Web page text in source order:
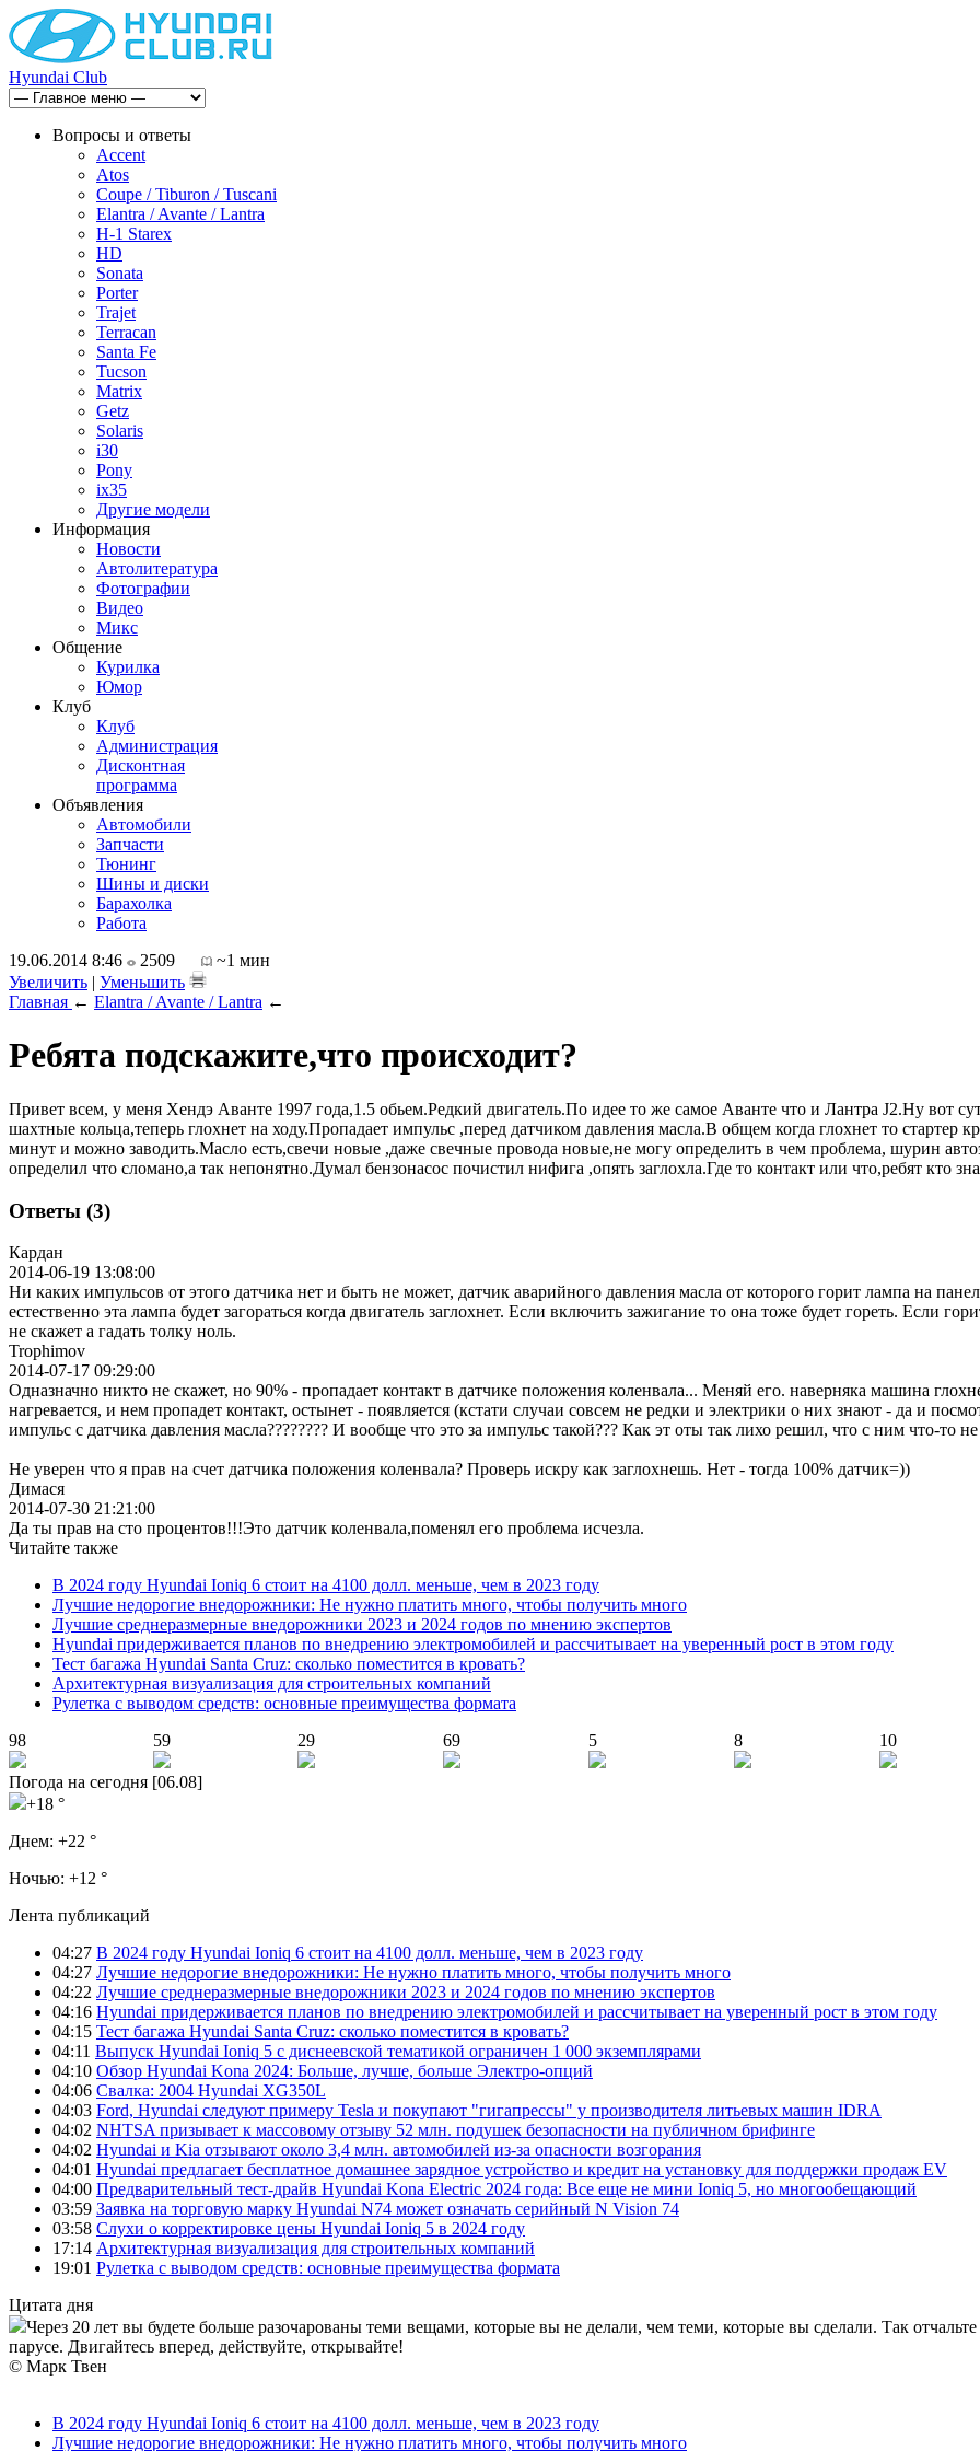
Hyundai Club
Вопросы и ответы
Accent
Atos
Coupe / Tiburon / Tuscani
Elantra / Avante / Lantra
H-1 Starex
HD
Sonata
Porter
Trajet
Terracan
Santa Fe
Tucson
Matrix
Getz
Solaris
i30
Pony
ix35
Другие модели
Информация
Новости
Автолитература
Фотографии
Видео
Микс
Общение
Курилка
Юмор
Клуб
Клуб
Администрация
Дисконтная
программа
Объявления
Автомобили
Запчасти
Тюнинг
Шины и диски
Барахолка
Работа
19.06.2014 8:46
2509
~1 мин
Увеличить | Уменьшить
Главная ← Elantra / Avante / Lantra ←
Ребята подскажите,что происходит?
Привет всем, у меня Хендэ Аванте 1997 года,1.5 обьем.Редкий двигатель.По идее то же самое Аванте что и Лантра J2.Ну вот
шахтные кольца,теперь глохнет на ходу.Пропадает импульс ,перед датчиком давления масла.В общем когда глохнет то стартер
минут и можно заводить.Масло есть,свечи новые ,даже свечные провода новые,не могу определить в чем проблема, шурин
определил что сломано,а так непонятно.Думал бензонасос почистил нифига ,опять заглохла.Где то контакт или что,ребят кто
Ответы (3)
Кардан
2014-06-19 13:08:00
Ни каких импульсов от этого датчика нет и быть не может, датчик аварийного давления масла от которого горит лампа на
естественно эта лампа будет загораться когда двигатель заглохнет. Если включить зажигание то она тоже будет гореть. Если
не скажет а гадать толку ноль.
Trophimov
2014-07-17 09:29:00
Одназначно никто не скажет, но 90% - пропадает контакт в датчике положения коленвала... Меняй его. наверняка машина
нагревается, и нем пропадет контакт, остынет - появляется (кстати случаи совсем не редки и электрики о них знают - да и
импульс с датчика давления масла???????? И вообще что это за импульс такой??? Как эт оты так лихо решил, что с ним что-то не
Не уверен что я прав на счет датчика положения коленвала? Проверь искру как заглохнешь. Нет - тогда 100% датчик=))
Димася
2014-07-30 21:21:00
Да ты прав на сто процентов!!!Это датчик коленвала,поменял его проблема исчезла.
Читайте также
В 2024 году Hyundai Ioniq 6 стоит на 4100 долл. меньше, чем в 2023 году
Лучшие недорогие внедорожники: Не нужно платить много, чтобы получить много
Лучшие среднеразмерные внедорожники 2023 и 2024 годов по мнению экспертов
Hyundai придерживается планов по внедрению электромобилей и рассчитывает на уверенный рост в этом году
Тест багажа Hyundai Santa Cruz: сколько поместится в кровать?
Архитектурная визуализация для строительных компаний
Рулетка с выводом средств: основные преимущества формата
98
59 29 69 5 8 10
Погода на сегодня [06.08]
+18 °
Днем: +22 °
Ночью: +12 °
Лента публикаций
04:27 В 2024 году Hyundai Ioniq 6 стоит на 4100 долл. меньше, чем в 2023 году
04:27 Лучшие недорогие внедорожники: Не нужно платить много, чтобы получить много
04:22 Лучшие среднеразмерные внедорожники 2023 и 2024 годов по мнению экспертов
04:16 Hyundai придерживается планов по внедрению электромобилей и рассчитывает на уверенный рост в этом году
04:15 Тест багажа Hyundai Santa Cruz: сколько поместится в кровать?
04:11 Выпуск Hyundai Ioniq 5 с диснеевской тематикой ограничен 1 000 экземплярами
04:10 Обзор Hyundai Kona 2024: Больше, лучше, больше Электро-опций
04:06 Свалка: 2004 Hyundai XG350L
04:03 Ford, Hyundai следуют примеру Tesla и покупают "гигапрессы" у производителя литьевых машин IDRA
04:02 NHTSA призывает к массовому отзыву 52 млн. подушек безопасности на публичном брифинге
04:02 Hyundai и Kia отзывают около 3,4 млн. автомобилей из-за опасности возгорания
04:01 Hyundai предлагает бесплатное домашнее зарядное устройство и кредит на установку для поддержки продаж EV
04:00 Предварительный тест-драйв Hyundai Kona Electric 2024 года: Все еще не мини Ioniq 5, но многообещающий
03:59 Заявка на торговую марку Hyundai N74 может означать серийный N Vision 74
03:58 Слухи о корректировке цены Hyundai Ioniq 5 в 2024 году
17:14 Архитектурная визуализация для строительных компаний
19:01 Рулетка с выводом средств: основные преимущества формата
Цитата дня
Через 20 лет вы будете больше разочарованы теми вещами, которые вы не делали, чем теми, которые вы сделали. Так
парусе. Двигайтесь вперед, действуйте, открывайте!
© Марк Твен
В 2024 году Hyundai Ioniq 6 стоит на 4100 долл. меньше, чем в 2023 году
Лучшие недорогие внедорожники: Не нужно платить много, чтобы получить много